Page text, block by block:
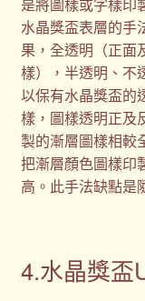
水晶獎盃表層的手
果，全透明（正面
樣），半透明、不
以保有水晶獎盃的
樣，圖樣透明正及
製的漸層圖樣相較
把漸層顏色圖樣印
高。此手法缺點是
4.水晶獎盃